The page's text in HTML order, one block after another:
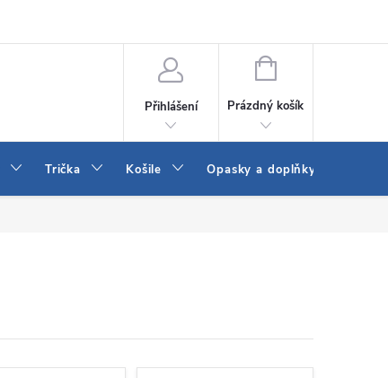
Přihlášení
NÁKUPNÍ
Prázdný košík
Trička Košile Opasky a doplňky